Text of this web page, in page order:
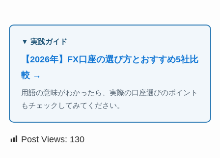
▼ 実践ガイド
【2026年】FX口座の選び方とおすすめ5社比
較 →
用語の意味がわかったら、実際の口座選びのポイント
もチェックしてみてください。
Post Views: 130